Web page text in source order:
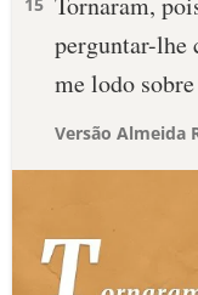
perguntar-lhe
me lodo
Versão Almeida